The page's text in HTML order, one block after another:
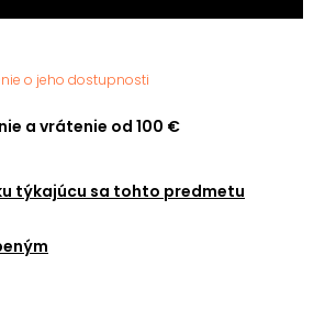
o jeho dostupnosti
a vrátenie od 100 €
týkajúcu sa tohto predmetu